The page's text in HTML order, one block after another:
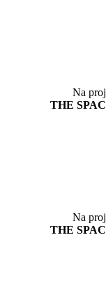
Na
THE
Na
THE